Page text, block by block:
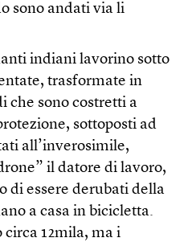
sono andati via li
indiani lavorino sotto
trasformate in
che sono costretti a
sottoposti ad
all’inverosimile,
il datore di lavoro,
di essere derubati della
a casa in bicicletta.
circa 12mila, ma i